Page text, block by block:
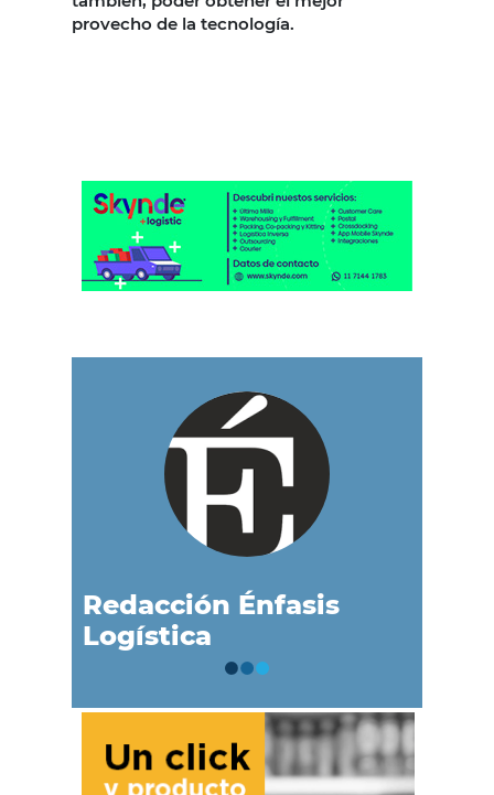
provecho de la tecnología.
Redacción Énfasis
Logística